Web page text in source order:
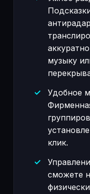
музыку
Удобное
клик.
сможете